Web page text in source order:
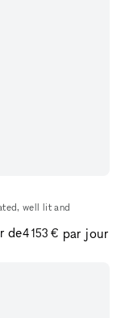
well lit and
de4 153 € par jour